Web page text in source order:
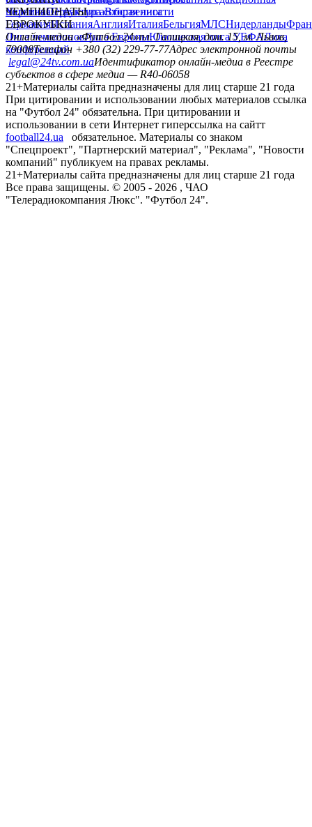
политикаСтруктура собственности
УкраинаПервая лигаВторая лига
ЧЕМПИОНАТЫ
ГерманияИспанияАнглияИталияБельгияМЛСНидерланды
ЕВРОКУБКИ
Лига чемпионовЛига ЕвропыЮношеская лига УЕФАЛига
конференций
Онлайн-медиа «Футбол 24»пл. Галицкая, дом. 15, м. Львов,
79008Телефон +380 (32) 229-77-77Адрес электронной почты
legal@24tv.com.uaИдентификатор онлайн-медиа в Реестре
субъектов в сфере медиа — R40-06058
21+Материалы сайта предназначены для лиц старше 21 года
При цитировании и использовании любых материалов ссылка
на "Футбол 24" обязательна. При цитировании и
использовании в сети Интернет гиперссылка на сайтт
football24.ua
обязательное. Материалы со знаком
"Спецпроект", "Партнерский материал", "Реклама", "Новости
компаний" публикуем на правах рекламы.
21+Материалы сайта предназначены для лиц старше 21 года
Все права защищены. © 2005 - 2026 , ЧАО
"Телерадиокомпания Люкс". "Футбол 24".